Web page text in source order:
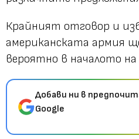
Крайният отговор и
американската армия
вероятно в началото
Добави ни в
Google